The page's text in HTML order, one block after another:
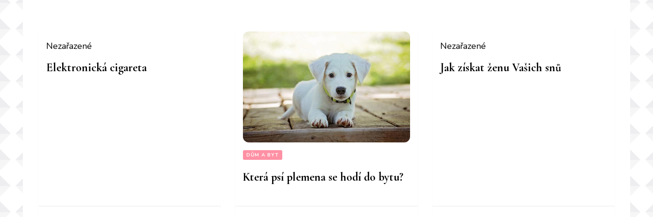
Nezařazené
Elektronická cigareta
DŮM A BYT
Která psí plemena se hodí do bytu?
Nezařazené
Jak získat ženu Vašich snů